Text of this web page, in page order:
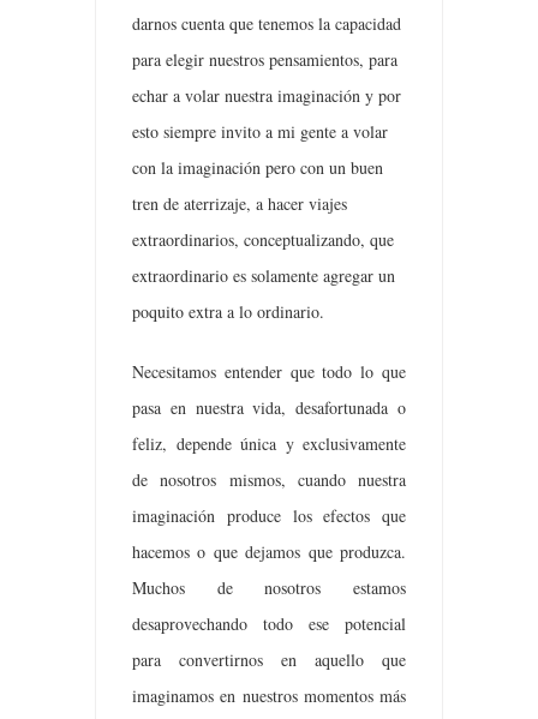
darnos cuenta que tenemos la capacidad
para elegir nuestros pensamientos, para
echar a volar nuestra imaginación y por
esto siempre invito a mi gente a volar
con la imaginación pero con un buen
tren de aterrizaje, a hacer viajes
extraordinarios, conceptualizando, que
extraordinario es solamente agregar un
poquito extra a lo ordinario.
Necesitamos entender que todo lo que
pasa en nuestra vida, desafortunada o
feliz, depende única y exclusivamente
de nosotros mismos, cuando nuestra
imaginación produce los efectos que
hacemos o que dejamos que produzca.
Muchos de nosotros estamos
desaprovechando todo ese potencial
para convertirnos en aquello que
imaginamos en nuestros momentos más